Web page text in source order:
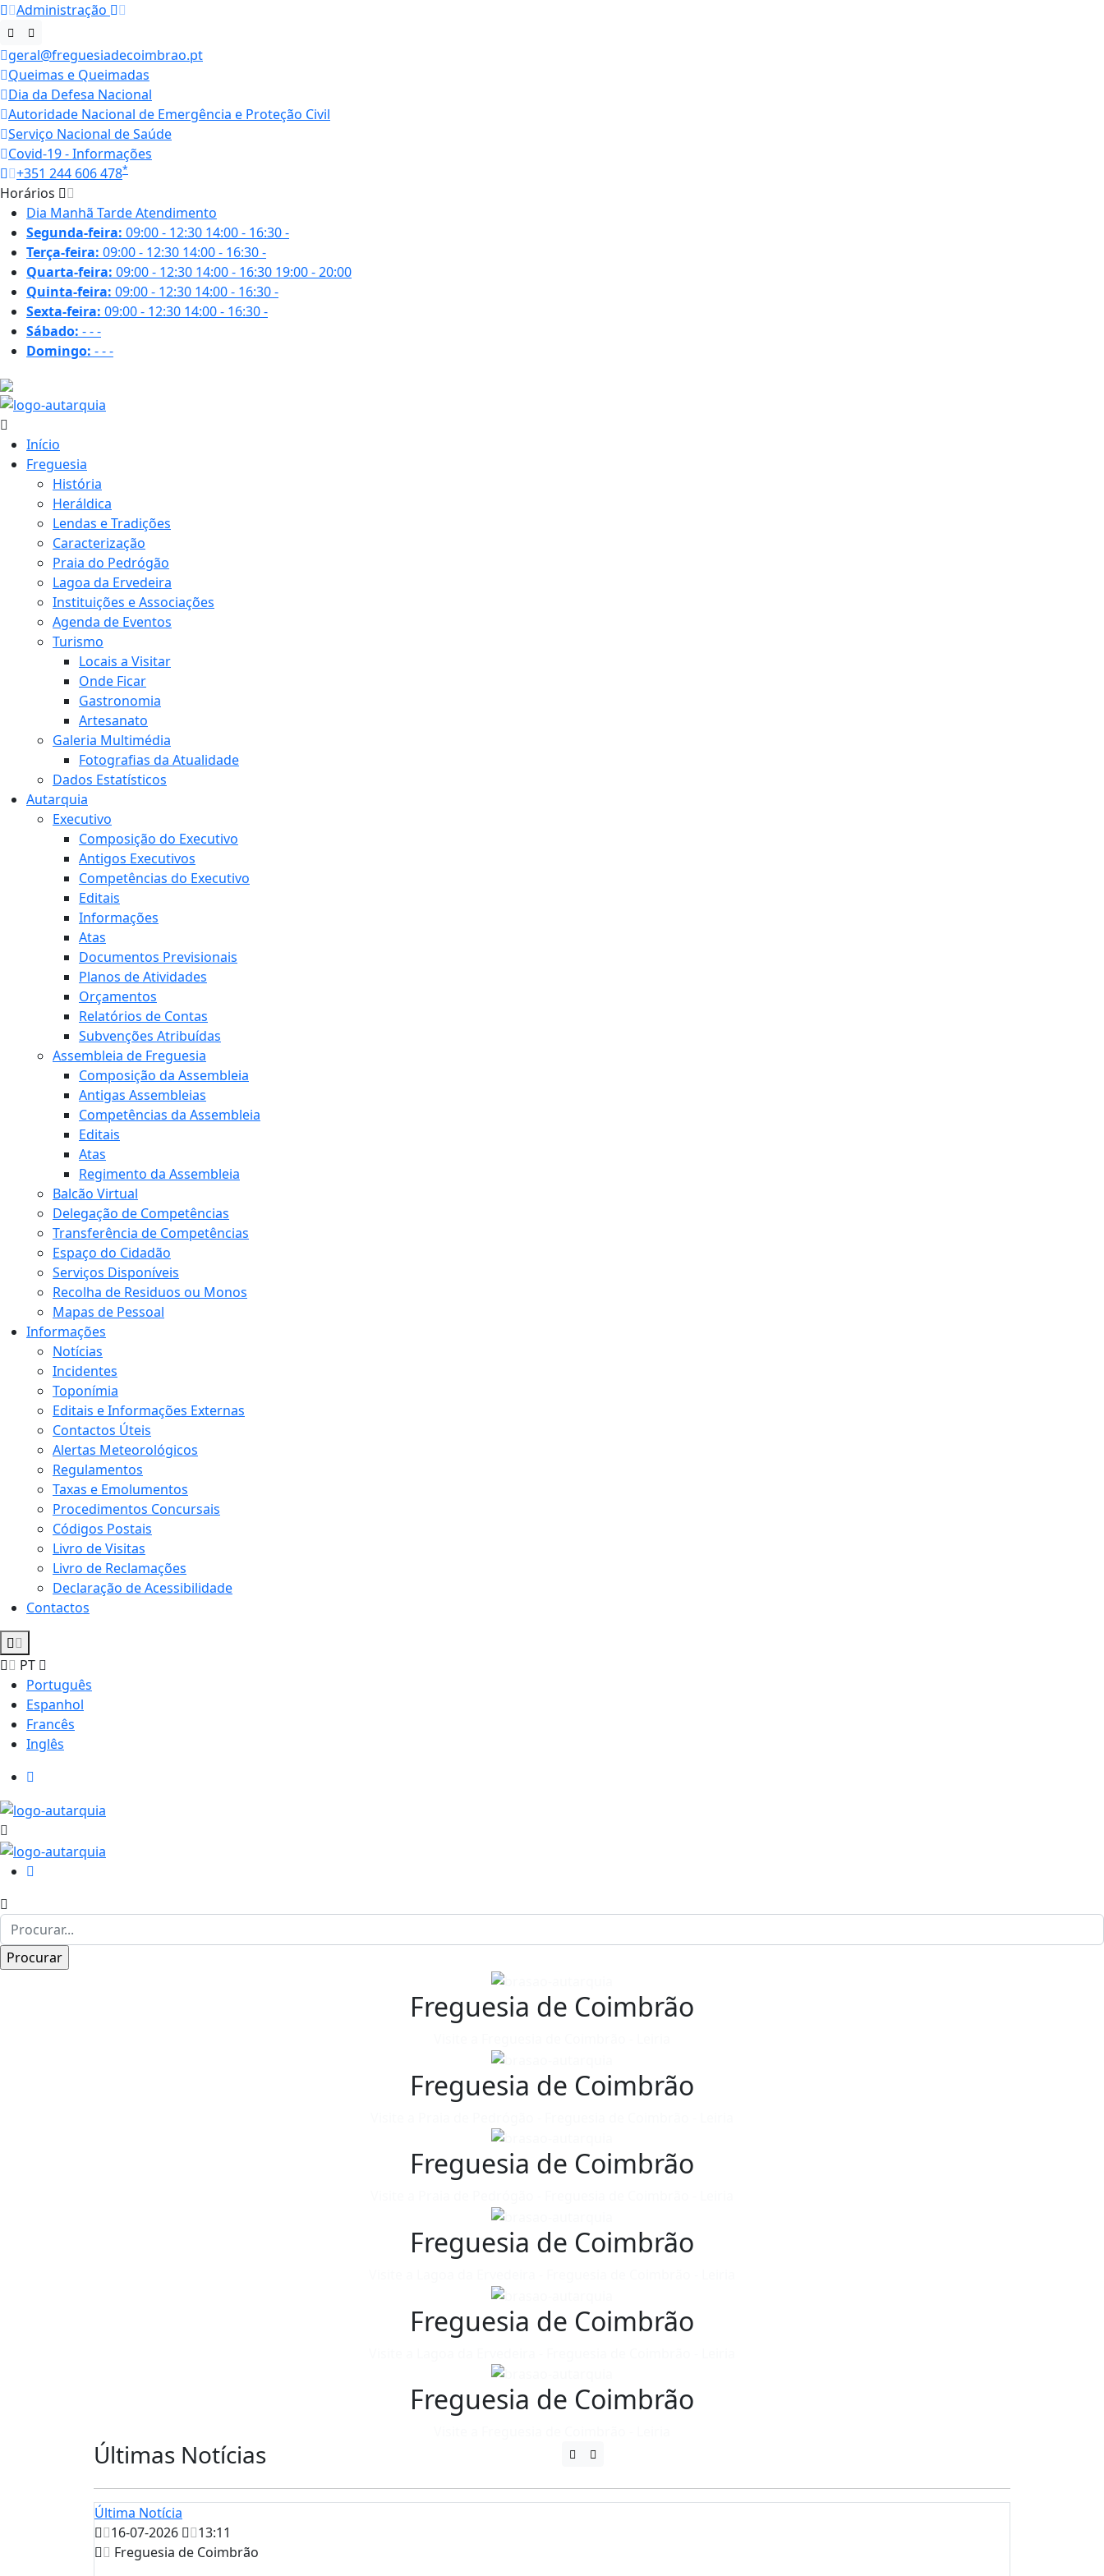
Administração
geral@freguesiadecoimbrao.pt
Queimas e Queimadas
Dia da Defesa Nacional
Autoridade Nacional de Emergência e Proteção Civil
Serviço Nacional de Saúde
Covid-19 - Informações
+351 244 606 478*
Horários
Dia Manhã TardeAtendimento
Segunda-feira: 09:00 - 12:30 14:00 - 16:30-
Terça-feira: 09:00 - 12:30 14:00 - 16:30-
Quarta-feira: 09:00 - 12:30 14:00 - 16:30 19:00 - 20:00
Quinta-feira: 09:00 - 12:30 14:00 - 16:30-
Sexta-feira: 09:00 - 12:30 14:00 - 16:30-
Sábado: ---
Domingo: ---
Início
Freguesia
História
Heráldica
Lendas e Tradições
Caracterização
Praia do Pedrógão
Lagoa da Ervedeira
Instituições e Associações
Agenda de Eventos
Turismo
Locais a Visitar
Onde Ficar
Gastronomia
Artesanato
Galeria Multimédia
Fotografias da Atualidade
Dados Estatísticos
Autarquia
Executivo
Composição do Executivo
Antigos Executivos
Competências do Executivo
Editais
Informações
Atas
Documentos Previsionais
Planos de Atividades
Orçamentos
Relatórios de Contas
Subvenções Atribuídas
Assembleia de Freguesia
Composição da Assembleia
Antigas Assembleias
Competências da Assembleia
Editais
Atas
Regimento da Assembleia
Balcão Virtual
Delegação de Competências
Transferência de Competências
Espaço do Cidadão
Serviços Disponíveis
Recolha de Residuos ou Monos
Mapas de Pessoal
Informações
Notícias
Incidentes
Toponímia
Editais e Informações Externas
Contactos Úteis
Alertas Meteorológicos
Regulamentos
Taxas e Emolumentos
Procedimentos Concursais
Códigos Postais
Livro de Visitas
Livro de Reclamações
Declaração de Acessibilidade
Contactos
PT
Português
Espanhol
Francês
Inglês
Freguesia de Coimbrão
Freguesia de Coimbrão
Freguesia de Coimbrão
Freguesia de Coimbrão
Freguesia de Coimbrão
Freguesia de Coimbrão
Últimas Notícias
Última Notícia
16-07-2026
13:11
Freguesia de Coimbrão